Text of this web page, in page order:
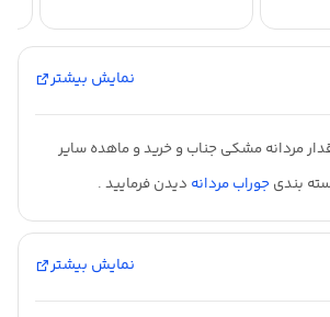
نمایش بیشتر
مردانه مشکی جناب و خرید و ماهده سایر
بندی جوراب مردانه دیدن فرمایید .
نمایش بیشتر